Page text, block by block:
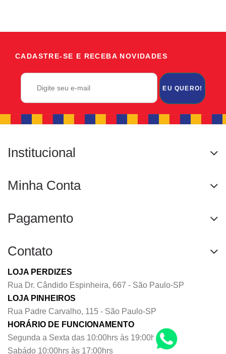
CADASTRE-SE E RECEBA NOVIDADES
EU QUERO!
Institucional
Minha Conta
Pagamento
Contato
LOJA PERDIZES
Rua Dr. Cândido Espinheira, 667 - São Paulo-SP
LOJA PINHEIROS
Rua Padre Carvalho, 115 - São Paulo-SP
HORÁRIO DE FUNCIONAMENTO
Segunda a Sexta das 10:00hrs às 19:00hrs
Sabádo 10:00hrs às 17:00hrs